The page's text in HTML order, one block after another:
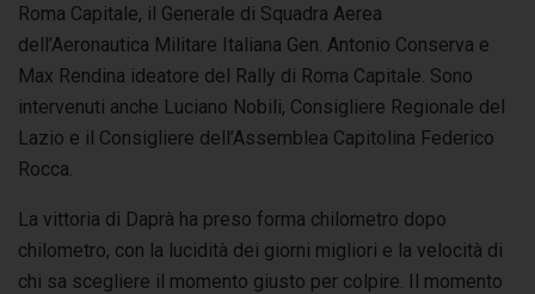
Roma Capitale, il Generale di Squadra Aerea
dell’Aeronautica Militare Italiana Gen. Antonio Conserva e
Max Rendina ideatore del Rally di Roma Capitale. Sono
intervenuti anche Luciano Nobili, Consigliere Regionale del
Lazio e il Consigliere dell’Assemblea Capitolina Federico
Rocca.
La vittoria di Daprà ha preso forma chilometro dopo
chilometro, con la lucidità dei giorni migliori e la velocità di
chi sa scegliere il momento giusto per colpire. Il momento